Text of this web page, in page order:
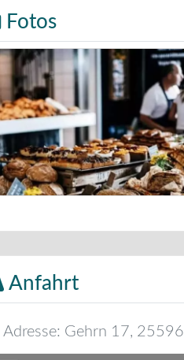
Fotos
Bäckerei Musterbild
Anfahrt
Adresse: Gehrn 17, 25596